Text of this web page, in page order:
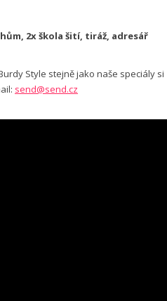
2x škola šití, tiráž, adresář
Style stejně jako naše speciály si
send@send.cz